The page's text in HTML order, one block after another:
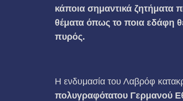
κάποια σημαντικά ζητήματα
θέματα όπως το ποια εδάφη
πυρός.
Η ενδυμασία του Λαβρόφ
πολυγραφότατου Γερμανού